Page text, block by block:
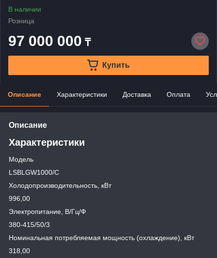
В наличии
Розница
97 000 000 ₸
Купить
Описание Характеристики Доставка Оплата
Описание
Характеристики
Модель
LSBLGW1000/C
Холодопроизводительность, кВт
996,00
Электропитание, В/Гц/Ф
380-415/50/3
Номинальная потребляемая мощность (охлаждение), кВт
318,00